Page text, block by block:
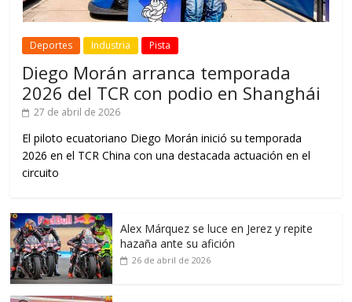
Deportes Industria Pista
Diego Morán arranca temporada
2026 del TCR con podio en Shanghái
27 de abril de 2026
El piloto ecuatoriano Diego Morán inició su temporada
2026 en el TCR China con una destacada actuación en el
circuito
Alex Márquez se luce en Jerez y repite
hazaña ante su afición
26 de abril de 2026